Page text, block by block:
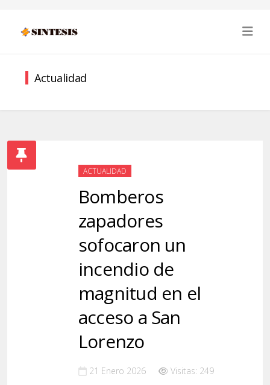
Actualidad
ACTUALIDAD
Bomberos
zapadores
sofocaron un
incendio de
magnitud en el
acceso a San
Lorenzo
21 Enero 2026 Visitas: 249